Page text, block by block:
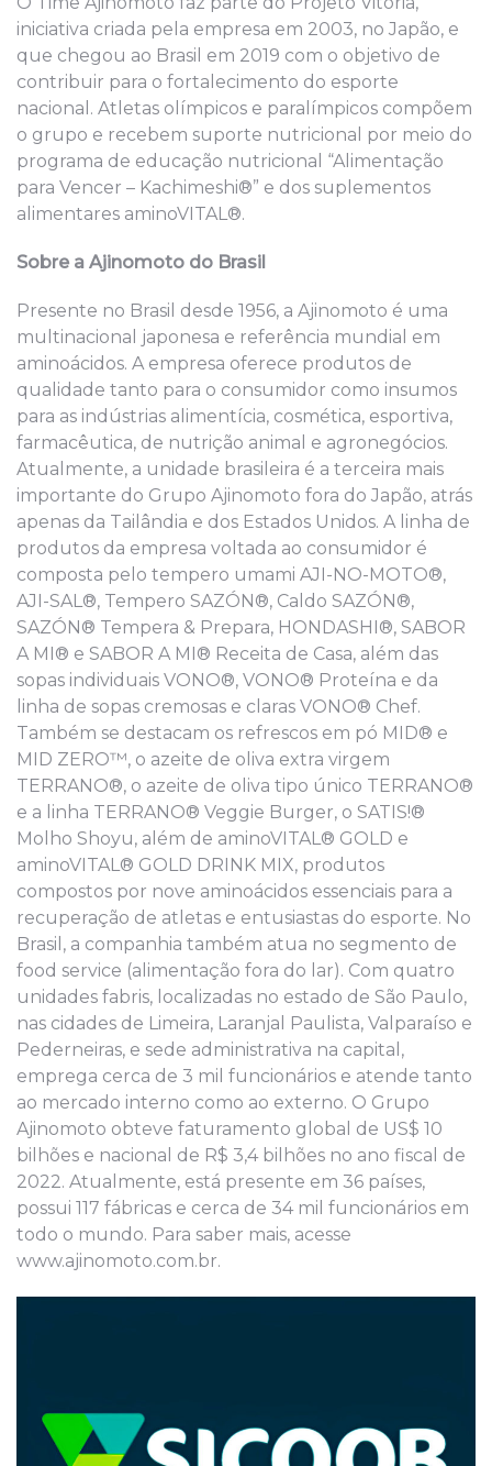
iniciativa criada pela empresa em 2003, no Japão, e
que chegou ao Brasil em 2019 com o objetivo de
contribuir para o fortalecimento do esporte
nacional. Atletas olímpicos e paralímpicos compõem
o grupo e recebem suporte nutricional por meio do
programa de educação nutricional “Alimentação
para Vencer – Kachimeshi®” e dos suplementos
alimentares aminoVITAL®.
Sobre a Ajinomoto do Brasil
Presente no Brasil desde 1956, a Ajinomoto é uma
multinacional japonesa e referência mundial em
aminoácidos. A empresa oferece produtos de
qualidade tanto para o consumidor como insumos
para as indústrias alimentícia, cosmética, esportiva,
farmacêutica, de nutrição animal e agronegócios.
Atualmente, a unidade brasileira é a terceira mais
importante do Grupo Ajinomoto fora do Japão, atrás
apenas da Tailândia e dos Estados Unidos. A linha de
produtos da empresa voltada ao consumidor é
composta pelo tempero umami AJI-NO-MOTO®,
AJI-SAL®, Tempero SAZÓN®, Caldo SAZÓN®,
SAZÓN® Tempera & Prepara, HONDASHI®, SABOR
A MI® e SABOR A MI® Receita de Casa, além das
sopas individuais VONO®, VONO® Proteína e da
linha de sopas cremosas e claras VONO® Chef.
Também se destacam os refrescos em pó MID® e
MID ZERO™, o azeite de oliva extra virgem
TERRANO®, o azeite de oliva tipo único TERRANO®
e a linha TERRANO® Veggie Burger, o SATIS!®
Molho Shoyu, além de aminoVITAL® GOLD e
aminoVITAL® GOLD DRINK MIX, produtos
compostos por nove aminoácidos essenciais para a
recuperação de atletas e entusiastas do esporte. No
Brasil, a companhia também atua no segmento de
food service (alimentação fora do lar). Com quatro
unidades fabris, localizadas no estado de São Paulo,
nas cidades de Limeira, Laranjal Paulista, Valparaíso e
Pederneiras, e sede administrativa na capital,
emprega cerca de 3 mil funcionários e atende tanto
ao mercado interno como ao externo. O Grupo
Ajinomoto obteve faturamento global de US$ 10
bilhões e nacional de R$ 3,4 bilhões no ano fiscal de
2022. Atualmente, está presente em 36 países,
possui 117 fábricas e cerca de 34 mil funcionários em
todo o mundo. Para saber mais, acesse
www.ajinomoto.com.br.